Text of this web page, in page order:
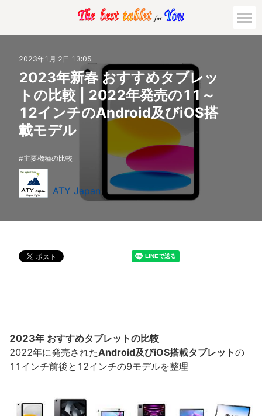
2023年1月 2日 13:05
2023年新春 おすすめタブレッ
トの比較 | 2022年発売の11～
12インチのAndroid及びiOS搭
載モデル
主要機種の比較
ATY Japan
2023年 おすすめタブレットの比較
2022年に発売されたAndroid及びiOS搭載タブレットの
11インチ前後と12インチの9モデルを整理